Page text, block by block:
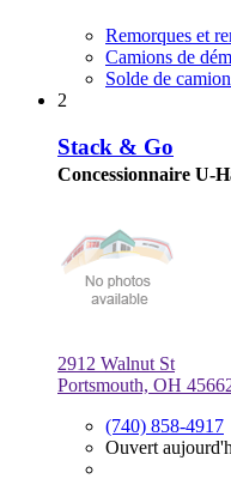
Remorques et
Camions de
Solde de
2
Stack & Go
Concessionnaire U-
2912 Walnut St
Portsmouth, OH
(740) 858-4917
Ouvert